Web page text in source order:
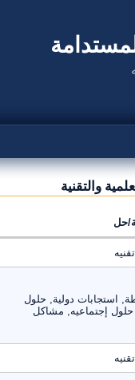
والتقنية
استجابات دولية, حلول
إجتماعيه, مشاكل